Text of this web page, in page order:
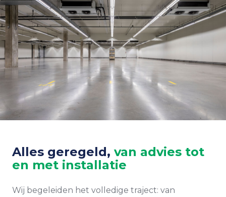
Alles geregeld, van advies tot
en met installatie
Wij begeleiden het volledige traject: van